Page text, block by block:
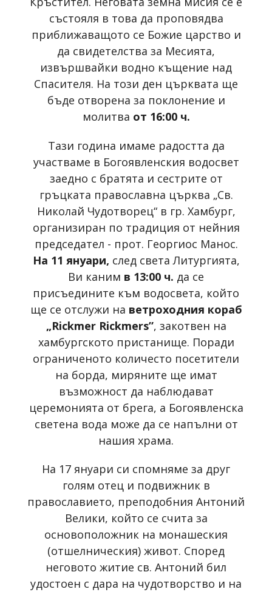
състояля в това да проповядва
приближаващото се Божие царство и
да свидетелства за Месията,
извършвайки водно къщение над
Спасителя. На този ден църквата ще
бъде отворена за поклонение и
молитва от 16:00 ч.
Тази година имаме радостта да
участваме в Богоявленския водосвет
заедно с братята и сестрите от
гръцката православна църква „Св.
Николай Чудотворец“ в гр. Хамбург,
организиран по традиция от нейния
председател - прот. Георгиос Манос.
На 11 януари, след света Литургията,
Ви каним в 13:00 ч. да се
присъедините към водосвета, който
ще се отслужи на ветроходния кораб
„Rickmer Rickmers”, закотвен на
хамбургското пристанище. Поради
ограниченото количесто посетители
на борда, миряните ще имат
възможност да наблюдават
церемонията от брега, а Богоявленска
светена вода може да се напълни от
нашия храма.
На 17 януари си спомняме за друг
голям отец и подвижник в
православието, преподобния Антоний
Велики, който се счита за
основоположник на монашеския
(отшелническия) живот. Според
неговото житие св. Антоний бил
удостоен с дара на чудотворство и на